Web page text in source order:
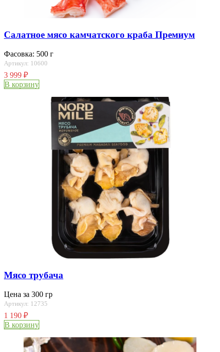
Салатное мясо камчатского краба Премиум
Фасовка: 500 г
Артикул: 10600
3 999 ₽
В корзину
Мясо трубача
Цена за 300 гр
Артикул: 12735
1 190 ₽
В корзину